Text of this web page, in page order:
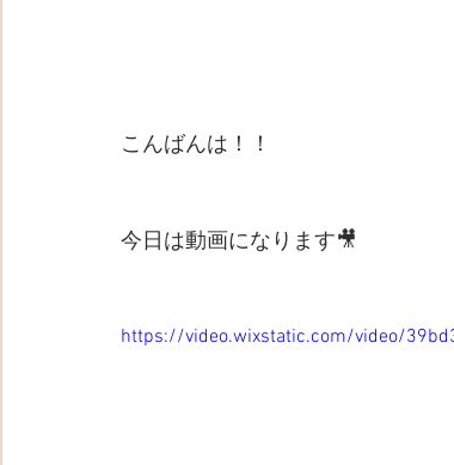
こんばんは！！
今日は動画になります🎥
https://video.wixstatic.com/video/